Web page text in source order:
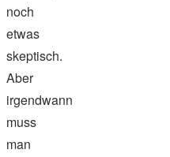
noch
etwas
skeptisch.
Aber
irgendwann
muss
man